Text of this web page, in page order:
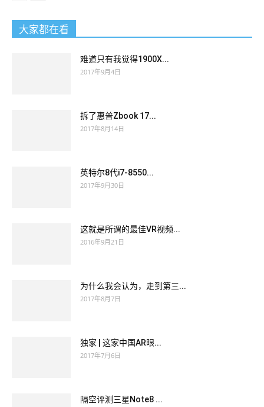
大家都在看
难道只有我觉得1900X...
2017年9月4日
拆了惠普Zbook 17...
2017年8月14日
英特尔8代i7-8550...
2017年9月30日
这就是所谓的最佳VR视频...
2016年9月21日
为什么我会认为，走到第三...
2017年8月7日
独家 | 这家中国AR眼...
2017年7月6日
隔空评测三星Note8 ...